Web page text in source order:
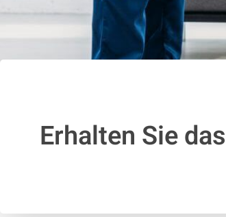
Erhalten Sie das